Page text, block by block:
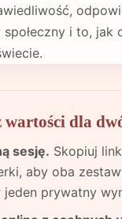
społeczny i to, jak
wartości dla
sesję. Skopiuj
aby oba
jeden prywatny